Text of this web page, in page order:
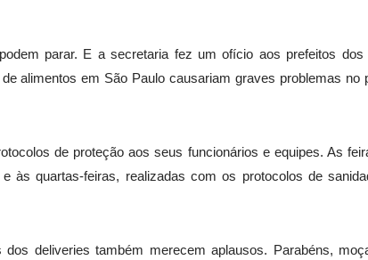
parar. E a secretaria fez um ofício aos prefeitos dos
alimentos em São Paulo causariam graves problemas no
de proteção aos seus funcionários e equipes. As
às quartas-feiras, realizadas com os protocolos de
deliveries também merecem aplausos. Parabéns,